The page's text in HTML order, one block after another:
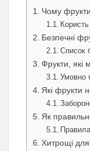
Чому
Безпечні
Список
Фрукти, які
Умовно
Які фрукти
Як
Хитрощі